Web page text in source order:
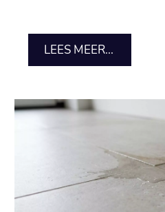
LEES MEER...